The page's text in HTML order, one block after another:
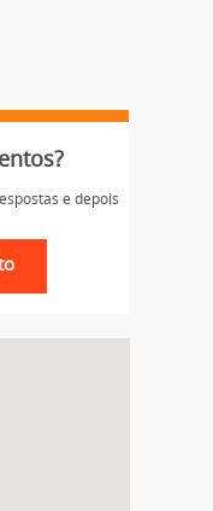
e depois